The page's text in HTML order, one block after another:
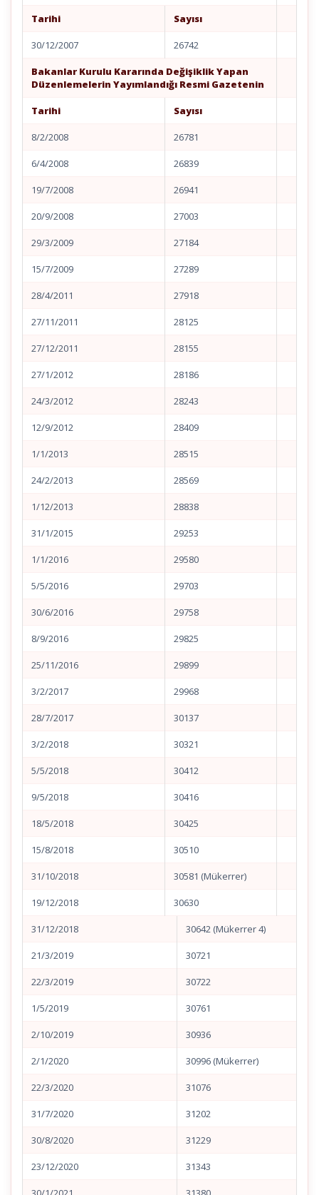
Tarihi Sayısı
30/12/2007 26742
Bakanlar Kurulu Kararında Değişiklik Yapan
Düzenlemelerin Yayımlandığı Resmi Gazetenin
Tarihi Sayısı
8/2/2008 26781
6/4/2008 26839
19/7/2008 26941
20/9/2008 27003
29/3/2009 27184
15/7/2009 27289
28/4/2011 27918
27/11/2011 28125
27/12/2011 28155
27/1/2012 28186
24/3/2012 28243
12/9/2012 28409
1/1/2013 28515
24/2/2013 28569
1/12/2013 28838
31/1/2015 29253
1/1/2016 29580
5/5/2016 29703
30/6/2016 29758
8/9/2016 29825
25/11/2016 29899
3/2/2017 29968
28/7/2017 30137
3/2/2018 30321
5/5/2018 30412
9/5/2018 30416
18/5/2018 30425
15/8/2018 30510
31/10/2018 30581 (Mükerrer)
19/12/2018 30630
31/12/2018 30642 (Mükerrer 4)
21/3/2019 30721
22/3/2019 30722
1/5/2019 30761
2/10/2019 30936
2/1/2020 30996 (Mükerrer)
22/3/2020 31076
31/7/2020 31202
30/8/2020 31229
23/12/2020 31343